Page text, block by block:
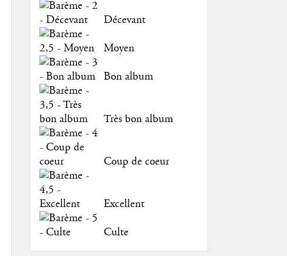
Décevant
Moyen
Bon album
Très bon album
Coup de coeur
Excellent
Culte